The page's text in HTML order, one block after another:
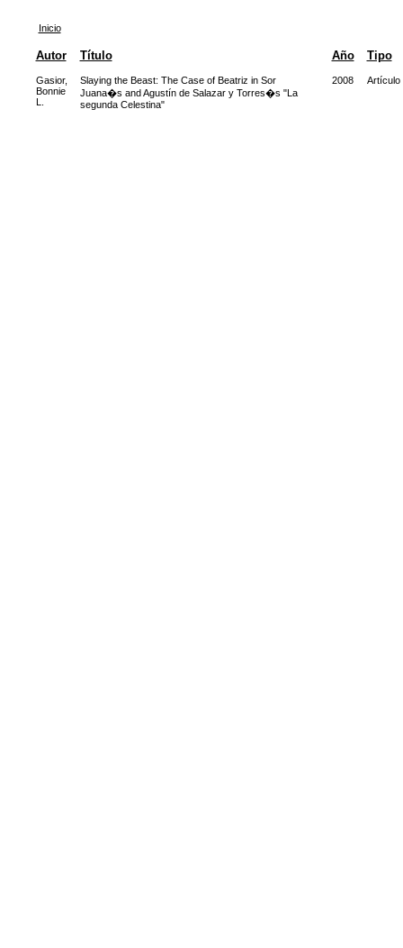
Inicio
Autor Título Año Tipo
Gasior,
Bonnie
L.
Slaying the Beast: The Case of Beatriz in Sor
Juana�s and Agustín de Salazar y Torres�s "La
segunda Celestina"
2008 Artículo